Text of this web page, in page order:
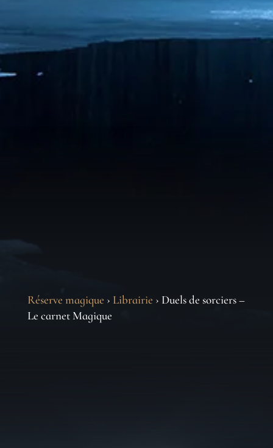
Réserve magique › Librairie › Duels de sorciers –
Le carnet Magique